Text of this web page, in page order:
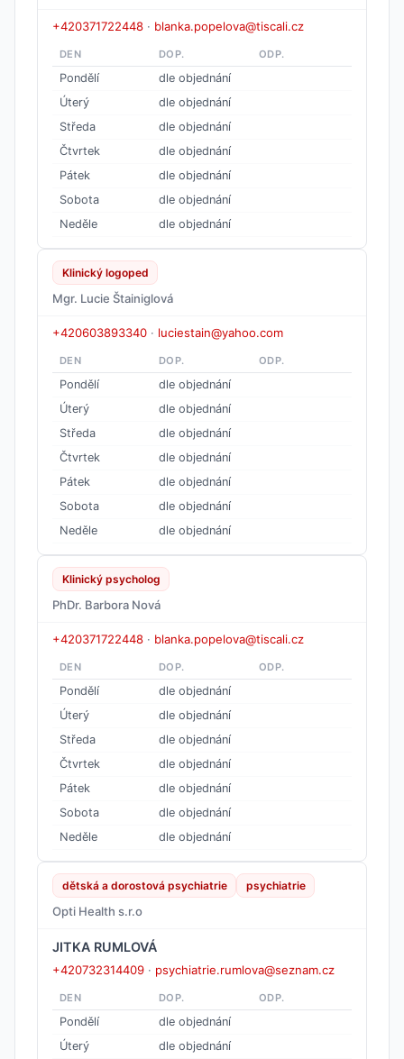
+420371722448 · blanka.popelova@tiscali.cz
DEN DOP. ODP.
Pondělí
dle objednání
Úterý
dle objednání
Středa
dle objednání
Čtvrtek
dle objednání
Pátek
dle objednání
Sobota
dle objednání
Neděle
dle objednání
Klinický logoped
Mgr. Lucie Štainiglová
+420603893340 · luciestain@yahoo.com
DEN DOP. ODP.
Pondělí
dle objednání
Úterý
dle objednání
Středa
dle objednání
Čtvrtek
dle objednání
Pátek
dle objednání
Sobota
dle objednání
Neděle
dle objednání
Klinický psycholog
PhDr. Barbora Nová
+420371722448 · blanka.popelova@tiscali.cz
DEN DOP. ODP.
Pondělí
dle objednání
Úterý
dle objednání
Středa
dle objednání
Čtvrtek
dle objednání
Pátek
dle objednání
Sobota
dle objednání
Neděle
dle objednání
dětská a dorostová psychiatrie psychiatrie
Opti Health s.r.o
JITKA RUMLOVÁ
+420732314409 · psychiatrie.rumlova@seznam.cz
DEN DOP. ODP.
Pondělí
dle objednání
Úterý
dle objednání